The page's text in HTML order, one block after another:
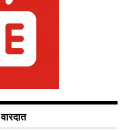
वारदात